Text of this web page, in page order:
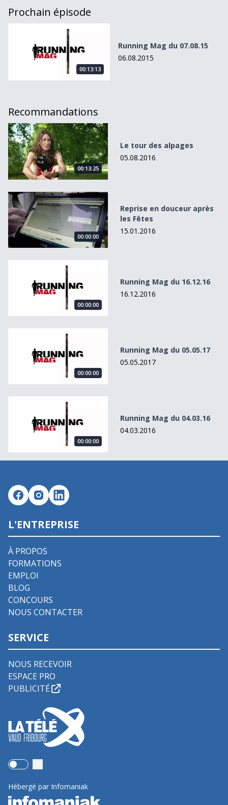
Prochain épisode
Running Mag du 07.08.15
00:13:13
Running Mag du 07.08.15
06.08.2015
Recommandations
Le tour des alpages
00:13:25
Le tour des alpages
05.08.2016
Reprise en douceur après les Fêtes
00:00:00
Reprise en douceur après
les Fêtes
15.01.2016
Running Mag du 16.12.16
00:00:00
Running Mag du 16.12.16
16.12.2016
Running Mag du 05.05.17
00:00:00
Running Mag du 05.05.17
05.05.2017
Running Mag du 04.03.16
00:00:00
Running Mag du 04.03.16
04.03.2016
L'ENTREPRISE
À PROPOS
FORMATIONS
EMPLOI
BLOG
CONCOURS
NOUS CONTACTER
SERVICE
NOUS RECEVOIR
ESPACE PRO
PUBLICITÉ
Use setting
Hébergé par Infomaniak